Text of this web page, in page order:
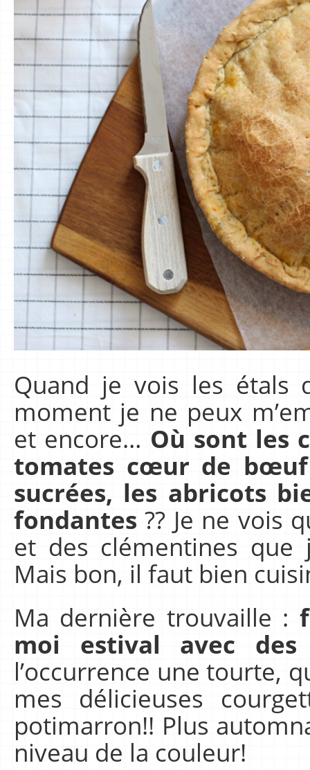
Quand je vois les étals
moment je ne peux
et encore… Où sont les
tomates cœur de bœuf
sucrées, les abricots
fondantes ?? Je ne vois
et des clémentines
Mais bon, il faut bien
Ma dernière trouvaille :
moi estival avec des
l’occurrence une tourte,
mes délicieuses
potimarron!! Plus
niveau de la couleur!